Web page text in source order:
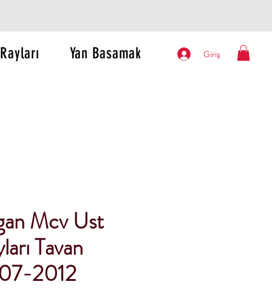
Giriş
Yan Basamak
Mcv Ust
Tavan
2012